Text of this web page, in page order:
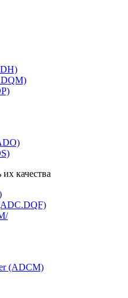
качества
(ADCM)